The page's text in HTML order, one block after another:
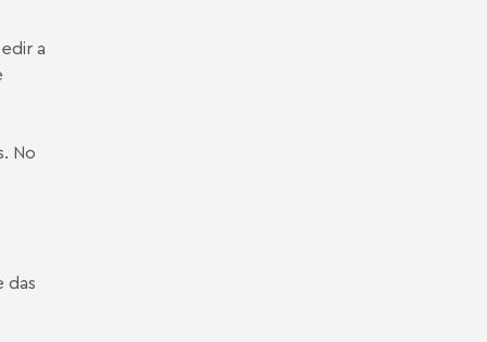
a
No
das